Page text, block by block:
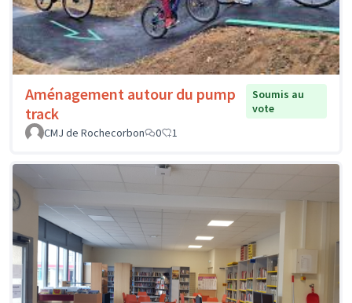
Aménagement autour du pump
track
Soumis au
vote
CMJ de Rochecorbon
0 1